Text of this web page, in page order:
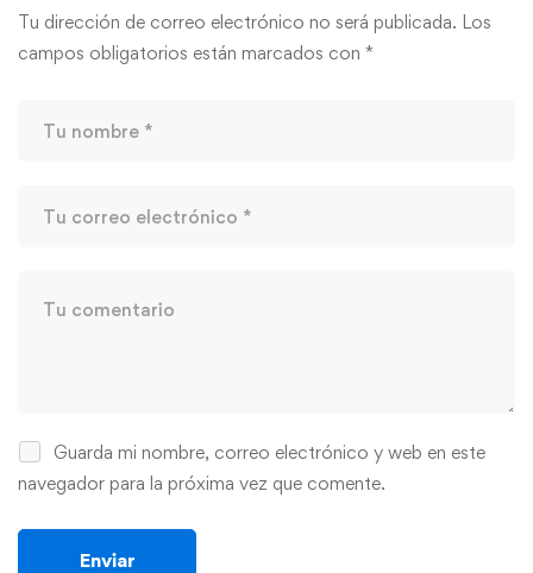
Tu dirección de correo electrónico no será publicada. Los
campos obligatorios están marcados con *
Guarda mi nombre, correo electrónico y web en este
navegador para la próxima vez que comente.